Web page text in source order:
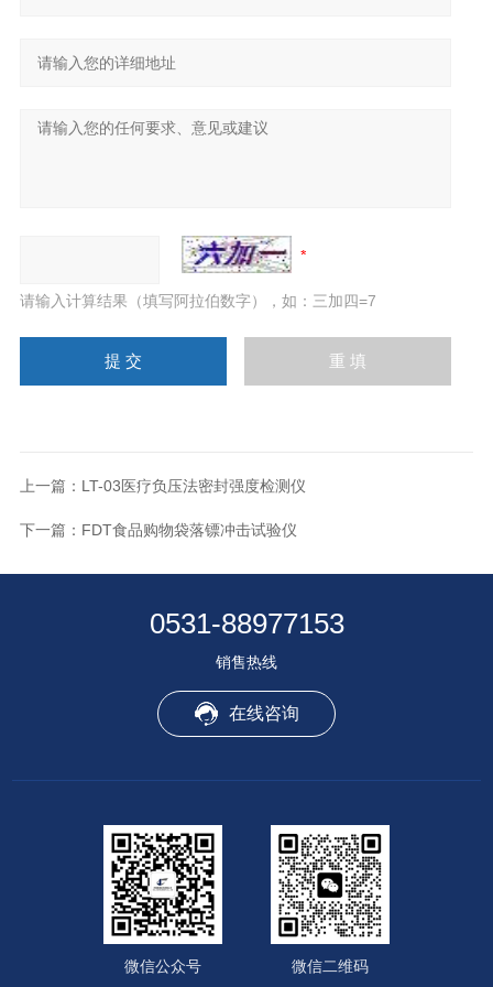
请输入计算结果（填写阿拉伯数字），如：三加四=7
上一篇： LT-03医疗负压法密封强度检测仪
下一篇： FDT食品购物袋落镖冲击试验仪
0531-88977153
销售热线
在线咨询
微信公众号 微信二维码